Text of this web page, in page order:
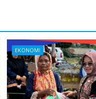
EKONOMI